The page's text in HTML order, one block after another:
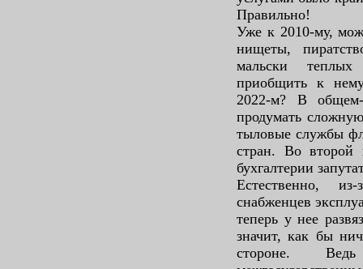
Правильно!
Уже к 2010-му,
нищеты,
мальски
приобщить к
2022-м? В
продумать
тыловые службы
стран. Во второй
бухгалтерии
Естественно, из-
снабженцев
теперь у нее
значит, как бы
стороне.